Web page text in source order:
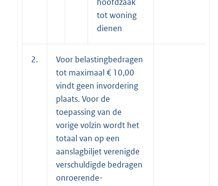
tot woning
dienen
2.
Voor belastingbedragen
tot maximaal € 10,00
vindt geen invordering
plaats. Voor de
toepassing van de
vorige volzin wordt het
totaal van op een
aanslagbiljet verenigde
verschuldigde bedragen
onroerende-